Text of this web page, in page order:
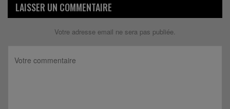
LAISSER UN COMMENTAIRE
Votre adresse email ne sera pas publiée.